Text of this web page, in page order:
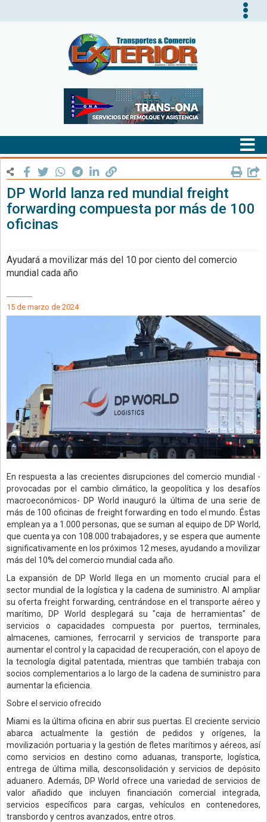
DP World lanza red mundial freight
forwarding compuesta por más de 100
oficinas
Ayudará a movilizar más del 10 por ciento del comercio
mundial cada año
15 de marzo de 2024
En respuesta a las crecientes disrupciones del comercio mundial -
provocadas por el cambio climático, la geopolítica y los desafíos
macroeconómicos- DP World inauguró la última de una serie de
más de 100 oficinas de freight forwarding en todo el mundo. Éstas
emplean ya a 1.000 personas, que se suman al equipo de DP World,
que cuenta ya con 108.000 trabajadores, y se espera que aumente
significativamente en los próximos 12 meses, ayudando a movilizar
más del 10% del comercio mundial cada año.
La expansión de DP World llega en un momento crucial para el
sector mundial de la logística y la cadena de suministro. Al ampliar
su oferta freight forwarding, centrándose en el transporte aéreo y
marítimo, DP World desplegará su "caja de herramientas" de
servicios o capacidades compuesta por puertos, terminales,
almacenes, camiones, ferrocarril y servicios de transporte para
aumentar el control y la capacidad de recuperación, con el apoyo de
la tecnología digital patentada, mientras que también trabaja con
socios complementarios a lo largo de la cadena de suministro para
aumentar la eficiencia.
Sobre el servicio ofrecido
Miami es la última oficina en abrir sus puertas. El creciente servicio
abarca actualmente la gestión de pedidos y orígenes, la
movilización portuaria y la gestión de fletes marítimos y aéreos, así
como servicios en destino como aduanas, transporte, logística,
entrega de última milla, desconsolidación y servicios de depósito
aduanero. Además, DP World ofrece una variedad de servicios de
valor añadido que incluyen financiación comercial integrada,
servicios específicos para cargas, vehículos en contenedores,
transbordo y centros avanzados, entre otros.